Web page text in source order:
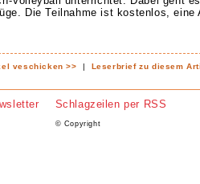
Die Teilnahme ist kostenlos, eine
veschicken >> | Leserbrief zu diesem
Schlagzeilen per RSS
© Copyright